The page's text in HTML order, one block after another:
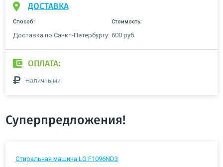
ДОСТАВКА
Способ: Стоимость:
Доставка по Санкт-Петербургу: 600 руб.
ОПЛАТА:
Наличными
Суперпредложения!
Стиральная машина LG F1096ND3